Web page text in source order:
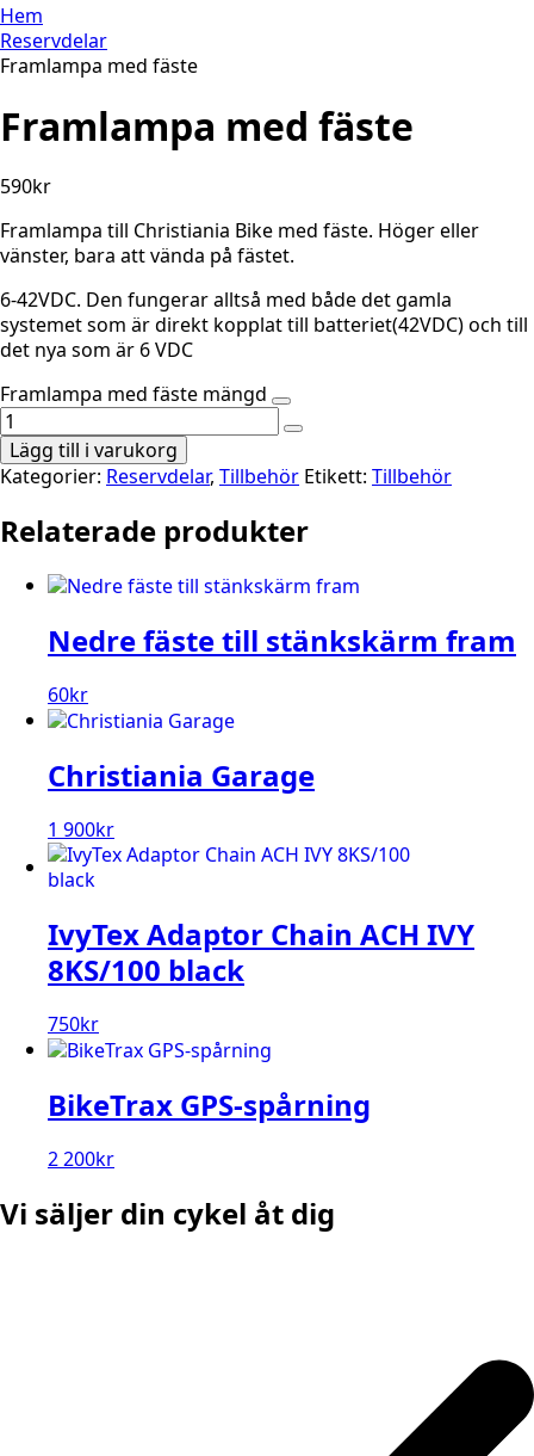
Hem
Reservdelar
Framlampa med fäste
Framlampa med fäste
590kr
Framlampa till Christiania Bike med fäste. Höger eller
vänster, bara att vända på fästet.
6-42VDC. Den fungerar alltså med både det gamla
systemet som är direkt kopplat till batteriet(42VDC) och till
det nya som är 6 VDC
Framlampa med fäste mängd
Lägg till i varukorg
Kategorier: Reservdelar, Tillbehör Etikett: Tillbehör
Relaterade produkter
Nedre fäste till stänkskärm fram
60kr
Christiania Garage
1 900kr
IvyTex Adaptor Chain ACH IVY
8KS/100 black
750kr
BikeTrax GPS-spårning
2 200kr
Vi säljer din cykel åt dig